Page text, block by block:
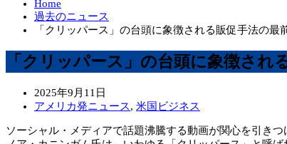
Home
過去のニュース
「クリッパース」の台頭に象徴される販促手法の
「クリッパース」の台頭に象徴さ
2025年9月11日
アメリカ発ニュース, 米国ビジネス
ソーシャル・メディアで話題沸騰する動画が関心を引き